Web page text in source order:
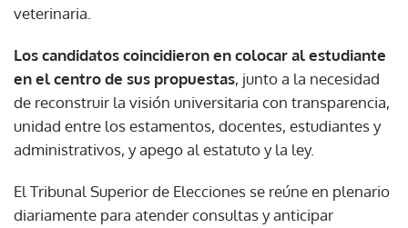
veterinaria.
Los candidatos coincidieron en colocar al estudiante
en el centro de sus propuestas, junto a la necesidad
de reconstruir la visión universitaria con transparencia,
unidad entre los estamentos, docentes, estudiantes y
administrativos, y apego al estatuto y la ley.
El Tribunal Superior de Elecciones se reúne en plenario
diariamente para atender consultas y anticipar